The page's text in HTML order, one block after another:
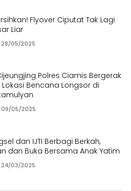
Flyover Ciputat Tak Lagi
Liar
28/05/2025
Polres Ciamis Bergerak
Bencana Longsor di
09/05/2025
dan IJTI Berbagi Berkah,
dan Buka Bersama Anak Yatim
24/03/2025